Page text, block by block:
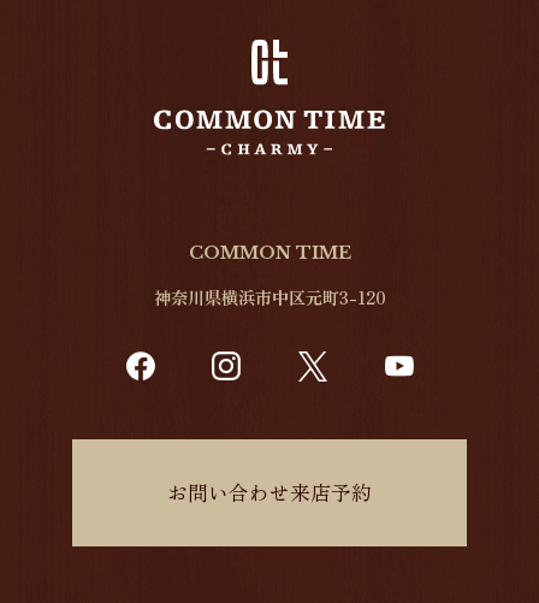
COMMON TIME
神奈川県横浜市中区元町3-120
お問い合わせ来店予約